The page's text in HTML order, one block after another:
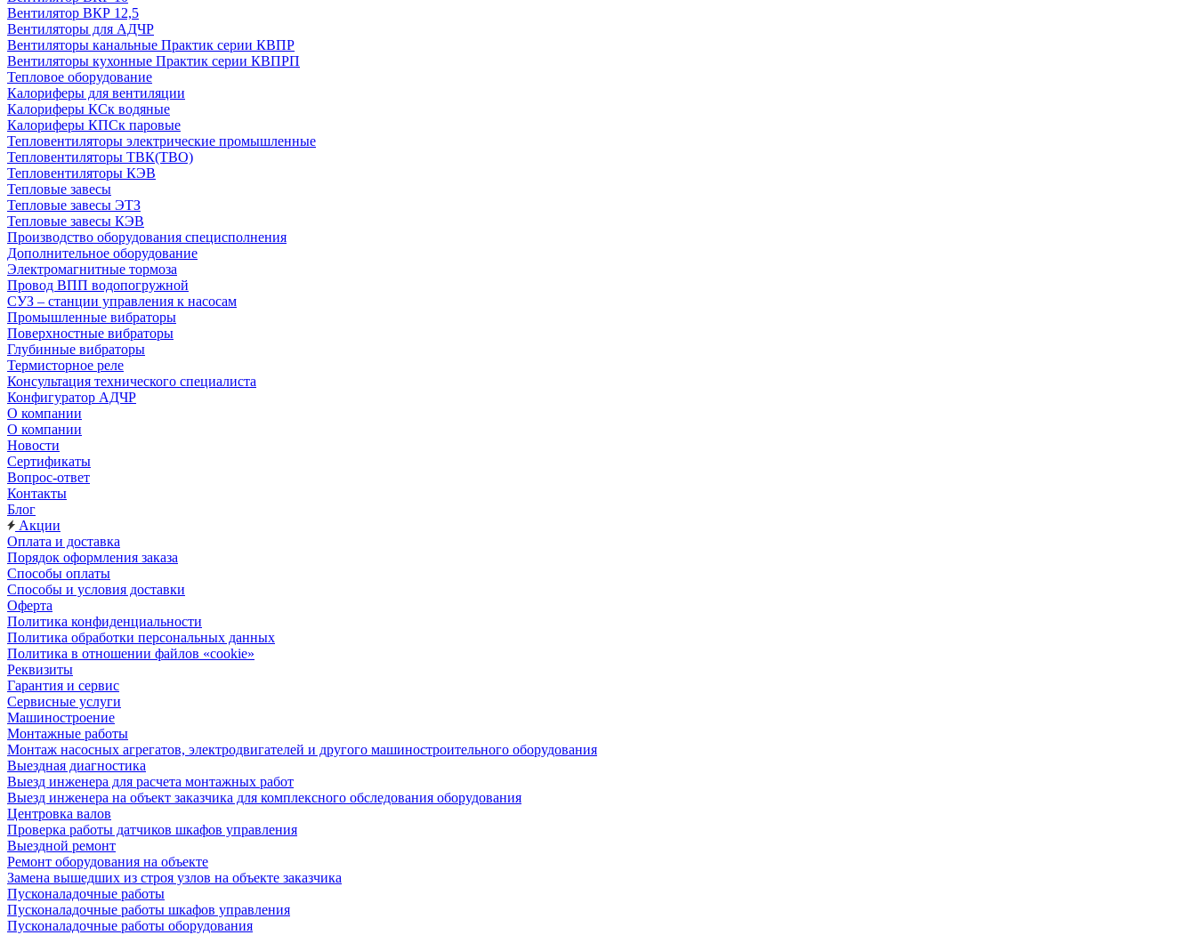
Вентилятор ВКР 12,5
Вентиляторы для АДЧР
Вентиляторы канальные Практик серии КВПР
Вентиляторы кухонные Практик серии КВПРП
Тепловое оборудование
Калориферы для вентиляции
Калориферы КСк водяные
Калориферы КПСк паровые
Тепловентиляторы электрические промышленные
Тепловентиляторы ТВК(ТВО)
Тепловентиляторы КЭВ
Тепловые завесы
Тепловые завесы ЭТЗ
Тепловые завесы КЭВ
Производство оборудования специсполнения
Дополнительное оборудование
Электромагнитные тормоза
Провод ВПП водопогружной
СУЗ – станции управления к насосам
Промышленные вибраторы
Поверхностные вибраторы
Глубинные вибраторы
Термисторное реле
Консультация технического специалиста
Конфигуратор АДЧР
О компании
О компании
Новости
Сертификаты
Вопрос-ответ
Контакты
Блог
Акции
Оплата и доставка
Порядок оформления заказа
Способы оплаты
Способы и условия доставки
Оферта
Политика конфиденциальности
Политика обработки персональных данных
Политика в отношении файлов «cookie»
Реквизиты
Гарантия и сервис
Сервисные услуги
Машиностроение
Монтажные работы
Монтаж насосных агрегатов, электродвигателей и другого машиностроительного оборудования
Выездная диагностика
Выезд инженера для расчета монтажных работ
Выезд инженера на объект заказчика для комплексного обследования оборудования
Центровка валов
Проверка работы датчиков шкафов управления
Выездной ремонт
Ремонт оборудования на объекте
Замена вышедших из строя узлов на объекте заказчика
Пусконаладочные работы
Пусконаладочные работы шкафов управления
Пусконаладочные работы оборудования